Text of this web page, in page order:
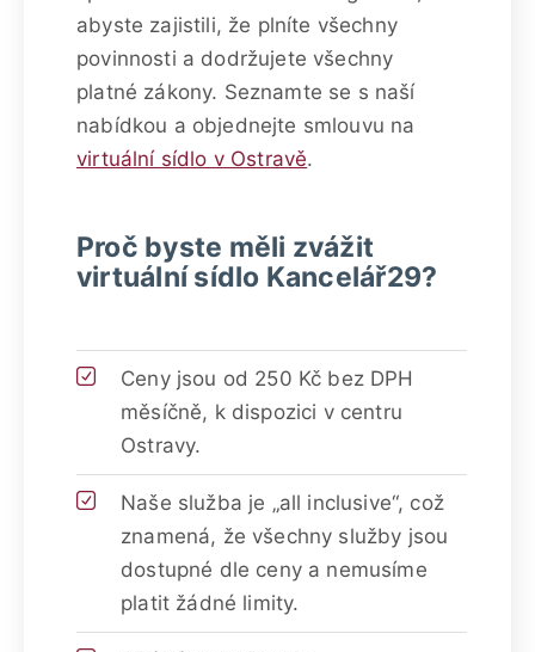
abyste zajistili, že plníte všechny
povinnosti a dodržujete všechny
platné zákony. Seznamte se s naší
nabídkou a objednejte smlouvu na
virtuální sídlo v Ostravě.
Proč byste měli zvážit
virtuální sídlo Kancelář29?
Ceny jsou od 250 Kč bez DPH
měsíčně, k dispozici v centru
Ostravy.
Naše služba je „all inclusive“, což
znamená, že všechny služby jsou
dostupné dle ceny a nemusíme
platit žádné limity.